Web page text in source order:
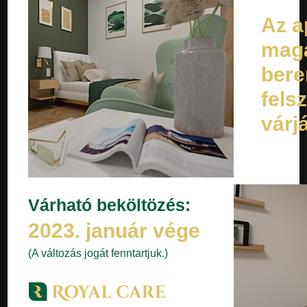
Az
Várható beköltözés:
2023. január vége
(A változás jogát fenntartjuk.)